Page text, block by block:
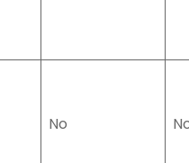
No